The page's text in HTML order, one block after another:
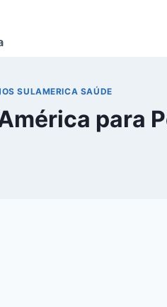
SULAMERICA SAÚDE
para